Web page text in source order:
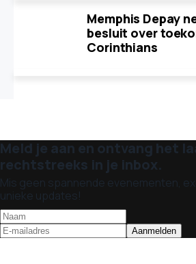
Memphis Depay
besluit over
Corinthians
Meld je aan en ontvang het
rechtstreeks in je inbox.
Mis geen spannende evenementen,
unieke updates!